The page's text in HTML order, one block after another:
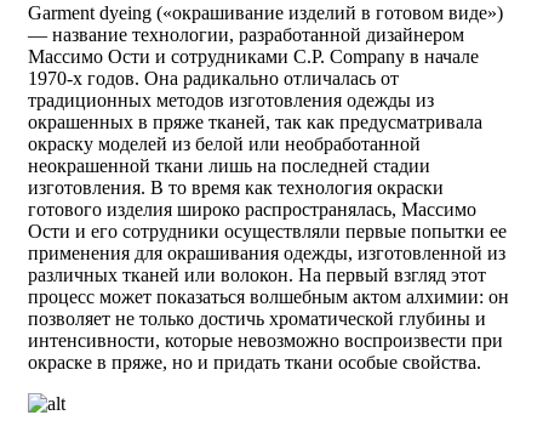
Garment dyeing («окрашивание изделий в готовом виде»)
— название технологии, разработанной дизайнером
Массимо Ости и сотрудниками C.P. Company в начале
1970-х годов. Она радикально отличалась от
традиционных методов изготовления одежды из
окрашенных в пряже тканей, так как предусматривала
окраску моделей из белой или необработанной
неокрашенной ткани лишь на последней стадии
изготовления. В то время как технология окраски
готового изделия широко распространялась, Массимо
Ости и его сотрудники осуществляли первые попытки ее
применения для окрашивания одежды, изготовленной из
различных тканей или волокон. На первый взгляд этот
процесс может показаться волшебным актом алхимии: он
позволяет не только достичь хроматической глубины и
интенсивности, которые невозможно воспроизвести при
окраске в пряже, но и придать ткани особые свойства.